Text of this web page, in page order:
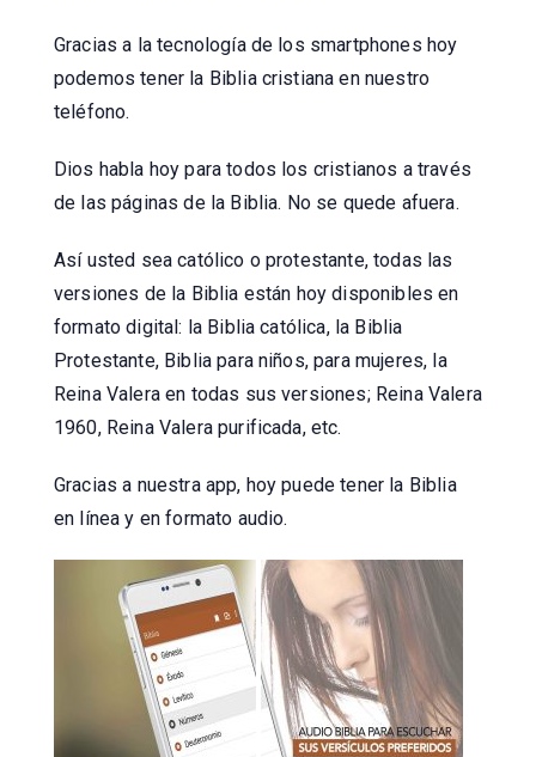
Gracias a la tecnología de los smartphones hoy
podemos tener la Biblia cristiana en nuestro
teléfono.
Dios habla hoy para todos los cristianos a través
de las páginas de la Biblia. No se quede afuera.
Así usted sea católico o protestante, todas las
versiones de la Biblia están hoy disponibles en
formato digital: la Biblia católica, la Biblia
Protestante, Biblia para niños, para mujeres, la
Reina Valera en todas sus versiones; Reina Valera
1960, Reina Valera purificada, etc.
Gracias a nuestra app, hoy puede tener la Biblia
en línea y en formato audio.